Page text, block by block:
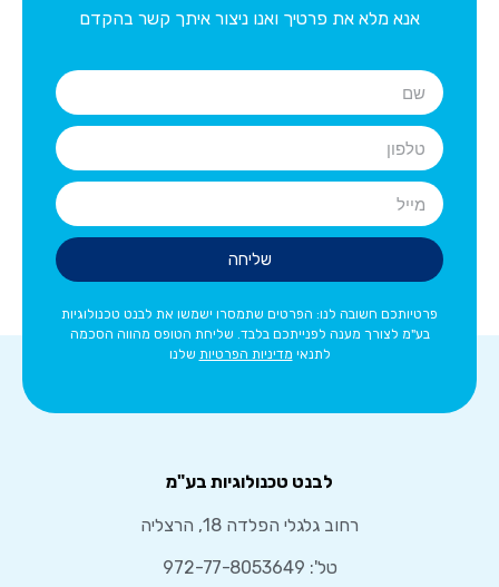
אנא מלא את פרטיך ואנו ניצור איתך קשר בהקדם
שליחה
פרטיותכם חשובה לנו: הפרטים שתמסרו ישמשו את לבנט טכנולוגיות
בע"מ לצורך מענה לפנייתכם בלבד. שליחת הטופס מהווה הסכמה
לתנאי מדיניות הפרטיות שלנו
לבנט טכנולוגיות בע"מ
רחוב גלגלי הפלדה 18, הרצליה
טל': 972-77-8053649